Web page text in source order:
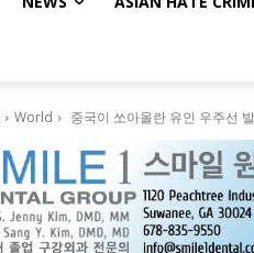
World 중국이 쏘아올란 유인 우주선